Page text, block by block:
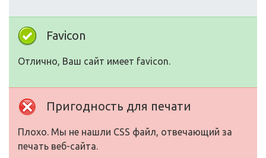
Favicon
Отлично, Ваш сайт имеет favicon.
Пригодность для печати
Плохо. Мы не нашли CSS файл, отвечающий за
печать веб-сайта.